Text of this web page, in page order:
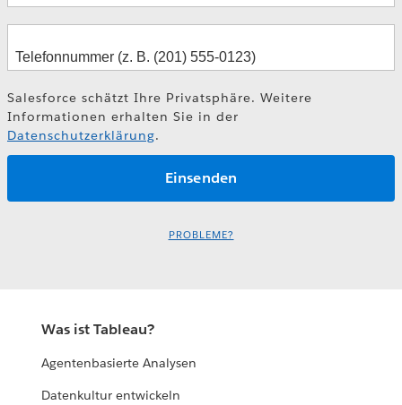
Salesforce schätzt Ihre Privatsphäre. Weitere
Informationen erhalten Sie in der
Datenschutzerklärung.
PROBLEME?
Was ist Tableau?
Agentenbasierte Analysen
Datenkultur entwickeln